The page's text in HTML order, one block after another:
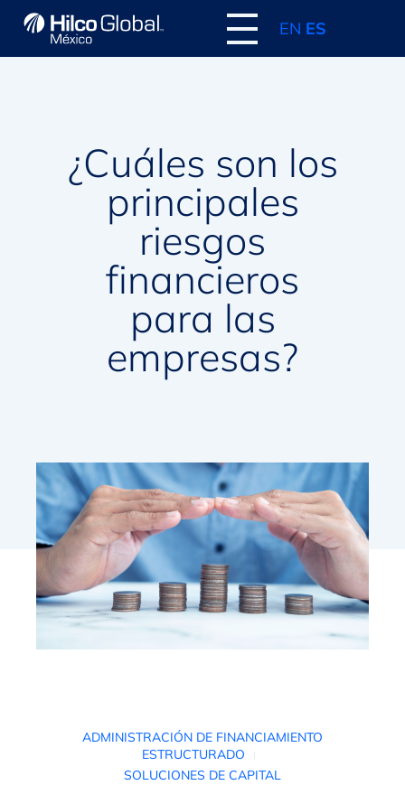
EN ES
¿Cuáles son los
principales
riesgos
financieros
para las
empresas?
ADMINISTRACIÓN DE FINANCIAMIENTO
ESTRUCTURADO
SOLUCIONES DE CAPITAL